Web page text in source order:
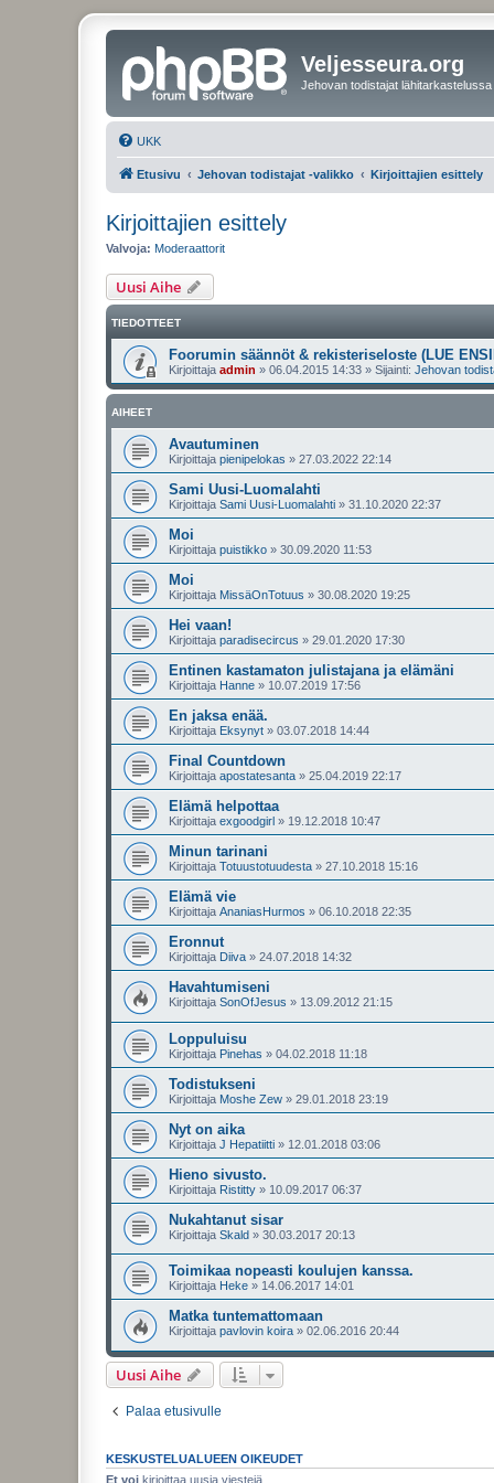
Veljesseura.org
Jehovan todistajat lähitarkastelussa
UKK
Etusivu Jehovan todistajat -valikko Kirjoittajien esittely
Kirjoittajien esittely
Valvoja: Moderaattorit
Uusi Aihe
TIEDOTTEET
Foorumin säännöt & rekisteriseloste (LUE
Kirjoittaja admin » 06.04.2015 14:33 » Sijainti: Jehovan
AIHEET
Avautuminen
Kirjoittaja pienipelokas » 27.03.2022 22:14
Sami Uusi-Luomalahti
Kirjoittaja Sami Uusi-Luomalahti » 31.10.2020 22:37
Moi
Kirjoittaja puistikko » 30.09.2020 11:53
Moi
Kirjoittaja MissäOnTotuus » 30.08.2020 19:25
Hei vaan!
Kirjoittaja paradisecircus » 29.01.2020 17:30
Entinen kastamaton julistajana ja elämäni
Kirjoittaja Hanne » 10.07.2019 17:56
En jaksa enää.
Kirjoittaja Eksynyt » 03.07.2018 14:44
Final Countdown
Kirjoittaja apostatesanta » 25.04.2019 22:17
Elämä helpottaa
Kirjoittaja exgoodgirl » 19.12.2018 10:47
Minun tarinani
Kirjoittaja Totuustotuudesta » 27.10.2018 15:16
Elämä vie
Kirjoittaja AnaniasHurmos » 06.10.2018 22:35
Eronnut
Kirjoittaja Diiva » 24.07.2018 14:32
Havahtumiseni
Kirjoittaja SonOfJesus » 13.09.2012 21:15
Loppuluisu
Kirjoittaja Pinehas » 04.02.2018 11:18
Todistukseni
Kirjoittaja Moshe Zew » 29.01.2018 23:19
Nyt on aika
Kirjoittaja J Hepatiitti » 12.01.2018 03:06
Hieno sivusto.
Kirjoittaja Ristitty » 10.09.2017 06:37
Nukahtanut sisar
Kirjoittaja Skald » 30.03.2017 20:13
Toimikaa nopeasti koulujen kanssa.
Kirjoittaja Heke » 14.06.2017 14:01
Matka tuntemattomaan
Kirjoittaja pavlovin koira » 02.06.2016 20:44
Uusi Aihe
Palaa etusivulle
KESKUSTELUALUEEN OIKEUDET
Et voi kirjoittaa uusia viestejä